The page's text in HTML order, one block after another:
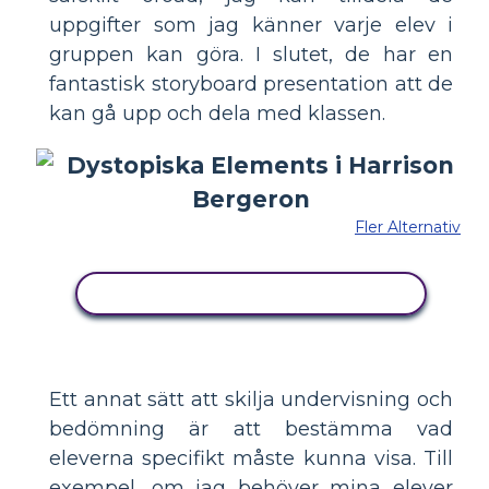
uppgifter som jag känner varje elev i
gruppen kan göra. I slutet, de har en
fantastisk storyboard presentation att de
kan gå upp och dela med klassen.
Fler Alternativ
Ett annat sätt att skilja undervisning och
bedömning är att bestämma vad
eleverna specifikt måste kunna visa. Till